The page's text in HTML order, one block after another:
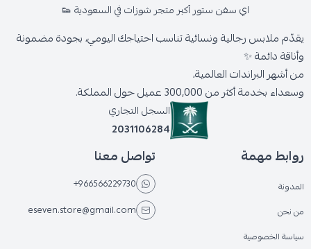
اي سفن ستور أكبر متجر شوزات في السعودية 👟
يقدّم ملابس رجالية ونسائية تناسب احتياجك اليومي، بجودة مضمونة
وأناقة دائمة ✨
من أشهر البراندات العالمية،
وسعداء بخدمة أكثر من 300,000 عميل حول المملكة.
السجل التجاري
2031106284
روابط مهمة
المدونة
من نحن
سياسة الخصوصية
تواصل معنا
+966566229730
eseven.store@gmail.com